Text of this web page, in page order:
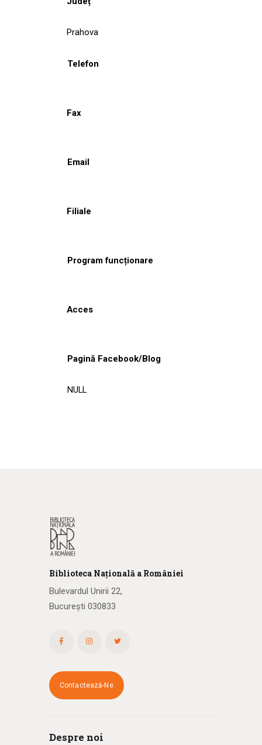
Prahova
Telefon
Fax
Email
Filiale
Program funcționare
Acces
Pagină Facebook/Blog
NULL
Biblioteca Națională a României
Bulevardul Unirii 22,
București 030833
Contactează-Ne
Despre noi